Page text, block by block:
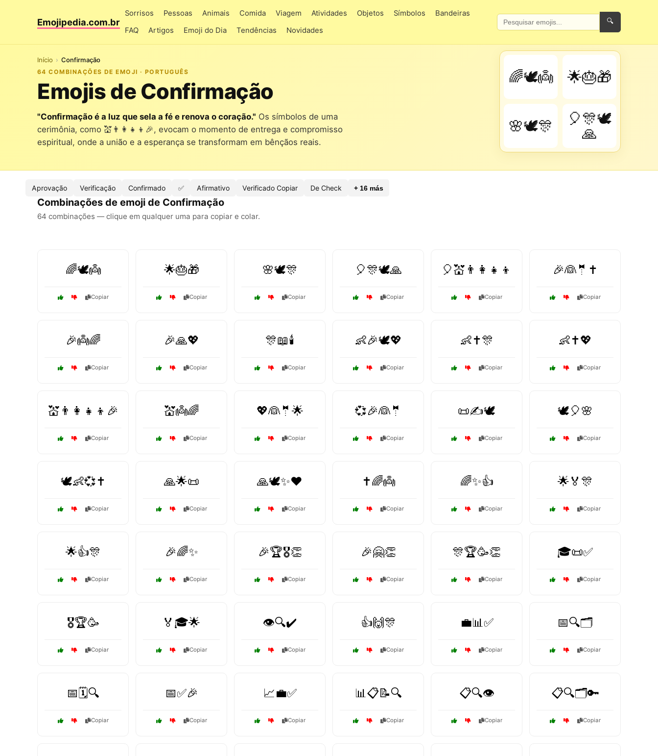
Emojipedia.com.br
Sorrisos Pessoas Animais Comida Viagem Atividades Objetos Símbolos
Bandeiras
FAQ
Artigos Emoji do Dia Tendências Novidades
🔍
Início Confirmação
64 COMBINAÇÕES DE EMOJI · PORTUGUÊS
Emojis de Confirmação
"Confirmação é a luz que sela a fé e renova o coração." Os símbolos de uma
cerimônia, como 💒👨‍👩‍👧‍👦🎉, evocam o momento de entrega e compromisso
espiritual, onde a união e a esperança se transformam em bênçãos reais.
🌈🕊️👼 🌟🎂🎁
🌸🕊️🎊
🎈🎊🕊️
🙏
Aprovação Verificação Confirmado ✅ Afirmativo Verificado Copiar De Check + 16 más
Combinações de emoji de Confirmação
64 combinações — clique em qualquer uma para copiar e colar.
🌈🕊️👼
Copiar
🌟🎂🎁
Copiar
🌸🕊️🎊
Copiar
🎈🎊🕊️🙏
Copiar
🎈💒👨‍👩‍👧‍👦
Copiar
🎉👰🤵✝️
Copiar
🎉👼🌈
Copiar
🎉🙏💖
Copiar
🎊📖🕯️
Copiar
👶🎉🕊️💖
Copiar
👶✝️🎊
Copiar
👶✝️💖
Copiar
💒👨‍👩‍👧‍👦🎉
Copiar
💒👼🌈
Copiar
💖👰🤵🌟
Copiar
💞🎉👰🤵
Copiar
📜✍️🕊️
Copiar
🕊️🎈🌸
Copiar
🕊️👶💞✝️
Copiar
🙏🌟📜
Copiar
🙏🕊️✨❤️
Copiar
✝️🌈👼
Copiar
🌈✨👍
Copiar
🌟🏅🎊
Copiar
🌟👍🎊
Copiar
🎉🌈✨
Copiar
🎉🏆🎖️👏
Copiar
🎉🤗👏
Copiar
🎊🏆🥳👏
Copiar
🎓📜✅
Copiar
🎖️🏆🥳
Copiar
🏅🎓🌟
Copiar
👁️🔍✔️
Copiar
👍🙌🎊
Copiar
💼📊✅
Copiar
📅🔍🗂️
Copiar
📅🗓️🔍
Copiar
📅✅🎉
Copiar
📈💼✅
Copiar
📊📋📝🔍
Copiar
📋🔍👁️
Copiar
📋🔍🗂️🔑
Copiar